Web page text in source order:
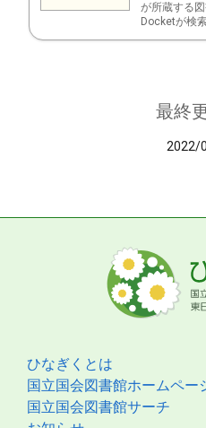
が所蔵する図
Docketが検
最終
2022/
ひなぎくとは
国立国会図書館ホームペー
国立国会図書館サーチ